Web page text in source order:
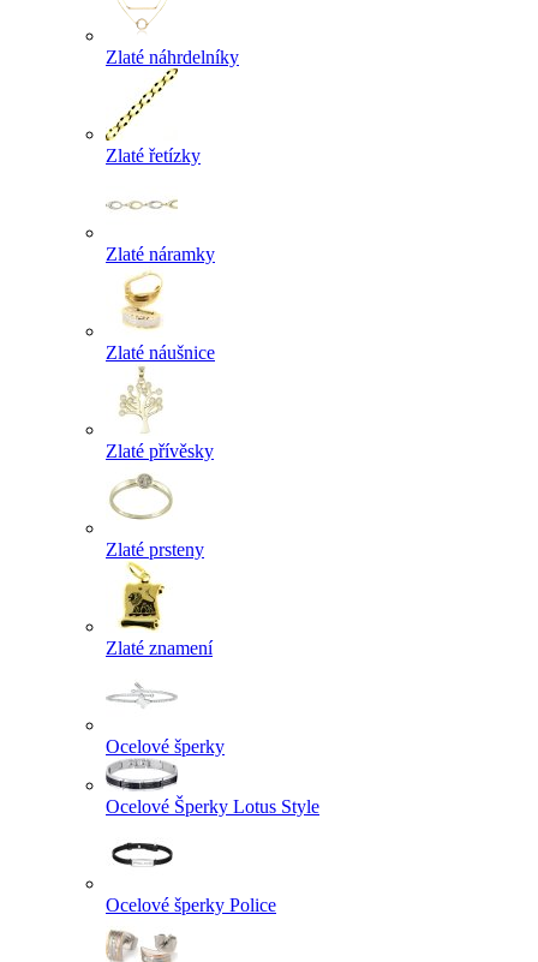
Zlaté náhrdelníky
Zlaté řetízky
Zlaté náramky
Zlaté náušnice
Zlaté přívěsky
Zlaté prsteny
Zlaté znamení
Ocelové šperky
Ocelové Šperky Lotus Style
Ocelové šperky Police